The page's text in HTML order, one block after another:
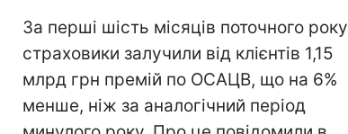
За перші шість місяців поточного року
страховики залучили від клієнтів 1,15
млрд грн премій по ОСАЦВ, що на 6%
менше, ніж за аналогічний період